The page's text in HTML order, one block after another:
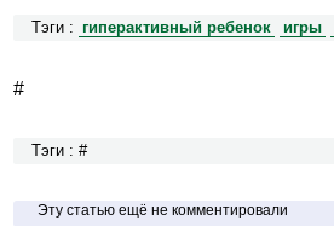
Тэги : гиперактивный ребенок игры
#
Тэги : #
Эту статью ещё не комментировали